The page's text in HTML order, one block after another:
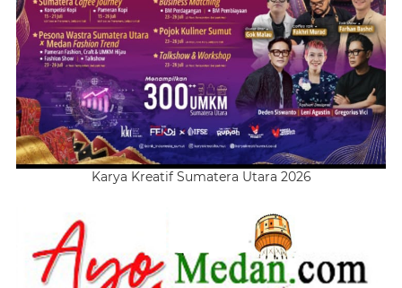
Karya Kreatif Sumatera Utara 2026